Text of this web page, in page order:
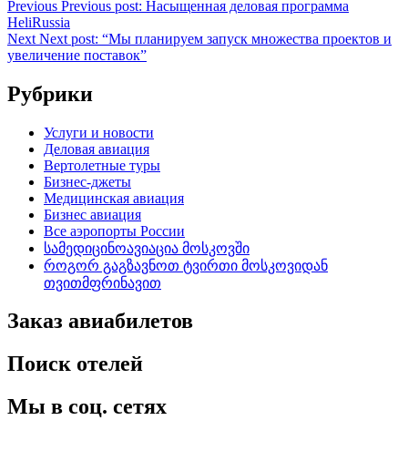
Previous Previous post: Насыщенная деловая программа
HeliRussia
Next Next post: “Мы планируем запуск множества проектов и
увеличение поставок”
Рубрики
Услуги и новости
Деловая авиация
Вертолетные туры
Бизнес-джеты
Медицинская авиация
Бизнес авиация
Все аэропорты России
სამედიცინოავიაცია მოსკოვში
როგორ გაგზავნოთ ტვირთი მოსკოვიდან
თვითმფრინავით
Заказ авиабилетов
Поиск отелей
Мы в соц. сетях